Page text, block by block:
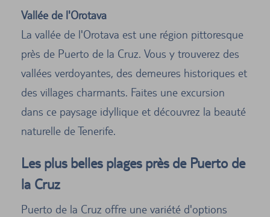
Vallée de l'Orotava
La vallée de l'Orotava est une région pittoresque
près de Puerto de la Cruz. Vous y trouverez des
vallées verdoyantes, des demeures historiques et
des villages charmants. Faites une excursion
dans ce paysage idyllique et découvrez la beauté
naturelle de Tenerife.
Les plus belles plages près de Puerto de
la Cruz
Puerto de la Cruz offre une variété d'options